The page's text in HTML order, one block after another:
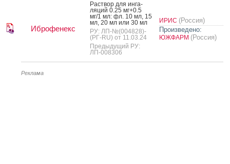
Иброфенекс
Рас­твор для ин­га­
ляций 0.25 мг+0.5
мг/1 мл: фл. 10 мл, 15
мл, 20 мл или 30 мл
РУ: ЛП-№(004828)-
(РГ-RU) от 11.03.24
Предыдущий РУ:
ЛП-008306
ИРИС (Россия)
Произведено:
ЮЖФАРМ (Россия)
Реклама